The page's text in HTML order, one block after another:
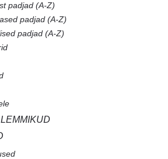
padjad (A-Z)
padjad (A-Z)
padjad (A-Z)